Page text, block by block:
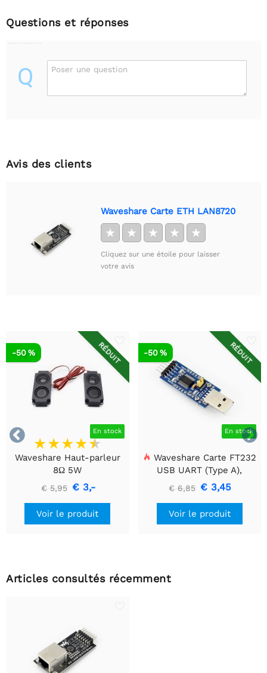
Questions et réponses
Q Poser une question
Avis des clients
Waveshare Carte ETH LAN8720
★ ★ ★ ★ ★
Cliquez sur une étoile pour laisser
votre avis


RÉDUIT
En stock
-50 %
Waveshare Haut-parleur
8Ω 5W
€ 5,95 € 3,-
Voir le produit
RÉDUIT
En stock
-50 %
Waveshare Carte FT232
USB UART (Type A),
Module de communication
USB vers TTL (UART)
€ 6,85 € 3,45
Voir le produit
Articles consultés récemment